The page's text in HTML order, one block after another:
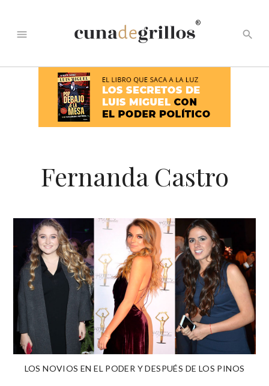
menu
®
search
Fernanda Castro
LOS NOVIOS EN EL PODER Y DESPUÉS DE LOS PINOS